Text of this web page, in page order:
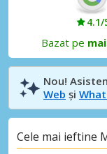
4.1/
Bazat pe
Nou!
Web și
Cele mai ieftine